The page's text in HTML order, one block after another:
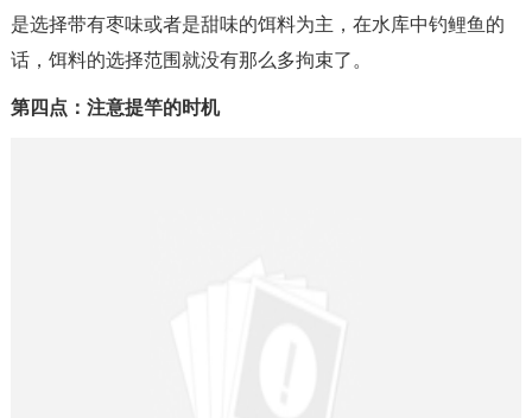
是选择带有枣味或者是甜味的饵料为主，在水库中钓鲤鱼的
话，饵料的选择范围就没有那么多拘束了。
第四点：注意提竿的时机